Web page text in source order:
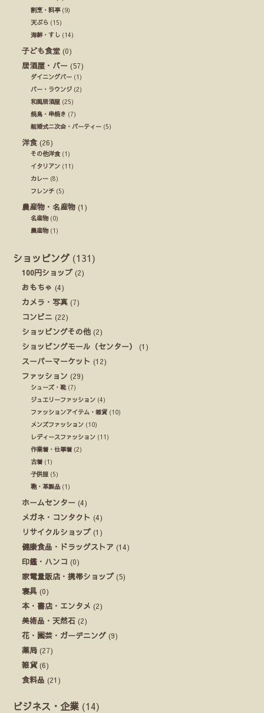
割烹・料亭(9)
天ぷら (15)
海鮮・すし (14)
子ども食堂 (0)
居酒屋・バー (57)
ダイニングバー (1)
バー・ラウンジ (2)
和風居酒屋 (25)
焼鳥・串焼き (7)
結婚式ニ次会・パーティー (5)
洋食 (26)
その他洋食(1)
イタリアン (11)
カレー (8)
フレンチ (5)
農産物・名産物 (1)
名産物(0)
農産物(1)
ショッピング (131)
100円ショップ (2)
おもちゃ (4)
カメラ・写真 (7)
コンビニ (22)
ショッピングその他 (2)
ショッピングモール（センター）
(1)
スーパーマーケット (12)
ファッション (29)
シューズ・靴(7)
ジュエリーファッション (4)
ファッションアイテム・雑貨 (10)
メンズファッション (10)
レディースファッション (11)
作業着・仕事着 (2)
古着 (1)
子供服 (5)
鞄・革製品 (1)
ホームセンター (4)
メガネ・コンタクト (4)
リサイクルショップ (1)
健康食品・ドラッグストア (14)
印鑑・ハンコ (0)
家電量販店・携帯ショップ (5)
寝具 (0)
本・書店・エンタメ (2)
美術品・天然石 (2)
花・園芸・ガーデニング (9)
薬局 (27)
雑貨(6)
食料品 (21)
ビジネス・企業 (14)